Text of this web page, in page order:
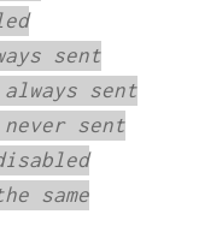
sent
always sent
sent
same